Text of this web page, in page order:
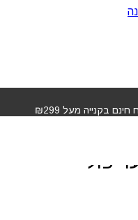
בקנייה מעל ₪299
פול